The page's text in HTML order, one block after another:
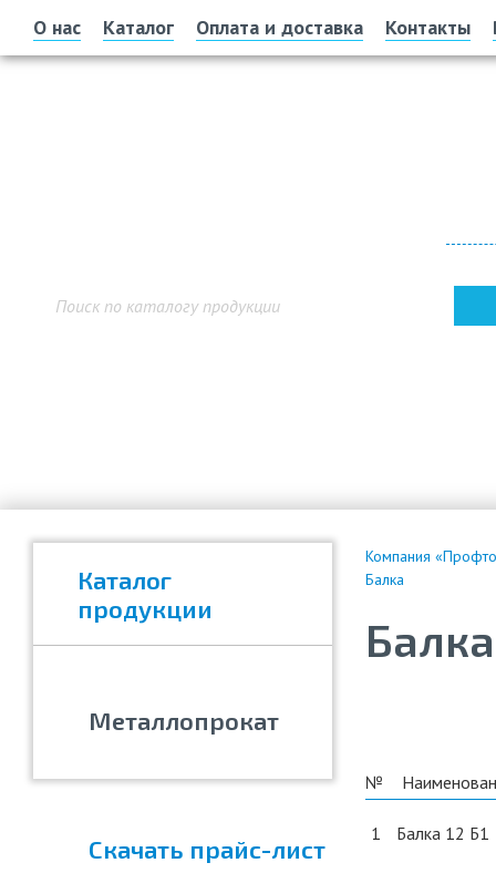
О нас Каталог Оплата и доставка Контакты
Каталог
продукции
Металлопрокат
Скачать прайс-лист
Компания
Балка
Балка
№
1 Балка 12 Б1